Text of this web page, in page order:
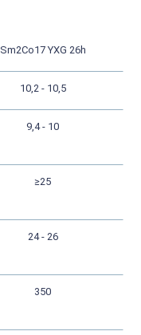
Sm2Co17 YXG 26h
10,2 - 10,5
9,4 - 10
≥25
24 - 26
350